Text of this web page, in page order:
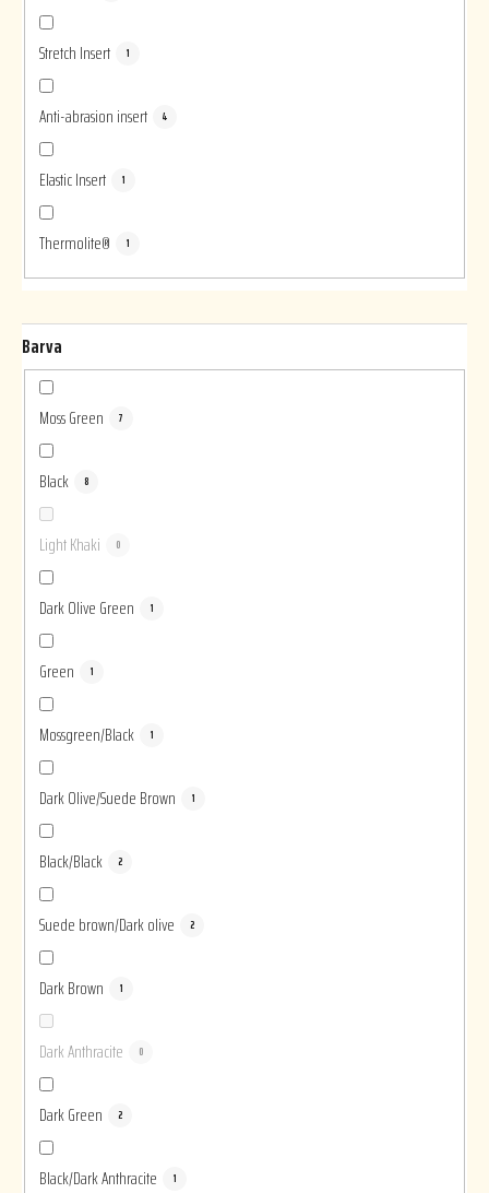
Stretch Insert 1
Anti-abrasion insert 4
Elastic Insert 1
Thermolite® 1
Barva
Moss Green 7
Black 8
Light Khaki 0
Dark Olive Green 1
Green 1
Mossgreen/Black 1
Dark Olive/Suede Brown 1
Black/Black 2
Suede brown/Dark olive 2
Dark Brown 1
Dark Anthracite 0
Dark Green 2
Black/Dark Anthracite 1